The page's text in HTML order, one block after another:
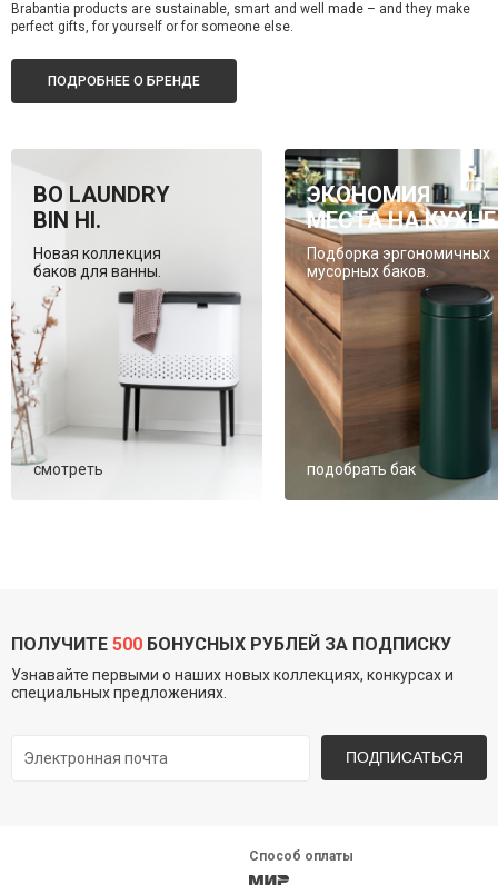
Brabantia products are sustainable, smart and well made – and they make
perfect gifts, for yourself or for someone else.
ПОДРОБНЕЕ О БРЕНДЕ
BO LAUNDRY
BIN HI.
Новая коллекция
баков для ванны.
смотреть
ЭКОНОМИЯ
МЕСТА НА
Подборка эргономичных
мусорных баков.
подобрать бак
ПОЛУЧИТЕ 500 БОНУСНЫХ РУБЛЕЙ ЗА ПОДПИСКУ
Узнавайте первыми о наших новых коллекциях, конкурсах и
специальных предложениях.
ПОДПИСАТЬСЯ
Способ оплаты